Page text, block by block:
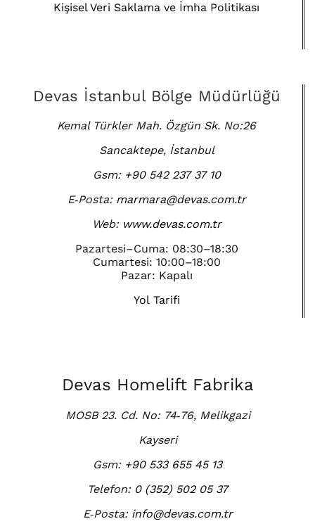
Kişisel Veri Saklama ve İmha Politikası
Devas İstanbul Bölge Müdürlüğü
Kemal Türkler Mah. Özgün Sk. No:26
Sancaktepe, İstanbul
Gsm: +90 542 237 37 10
E‑Posta: marmara@devas.com.tr
Web: www.devas.com.tr
Pazartesi–Cuma: 08:30–18:30
Cumartesi: 10:00–18:00
Pazar: Kapalı
Yol Tarifi
Devas Homelift Fabrika
MOSB 23. Cd. No: 74‑76, Melikgazi
Kayseri
Gsm: +90 533 655 45 13
Telefon: 0 (352) 502 05 37
E‑Posta: info@devas.com.tr